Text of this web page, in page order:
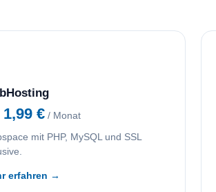
€/ Monat
mit PHP, MySQL und SSL
erfahren →